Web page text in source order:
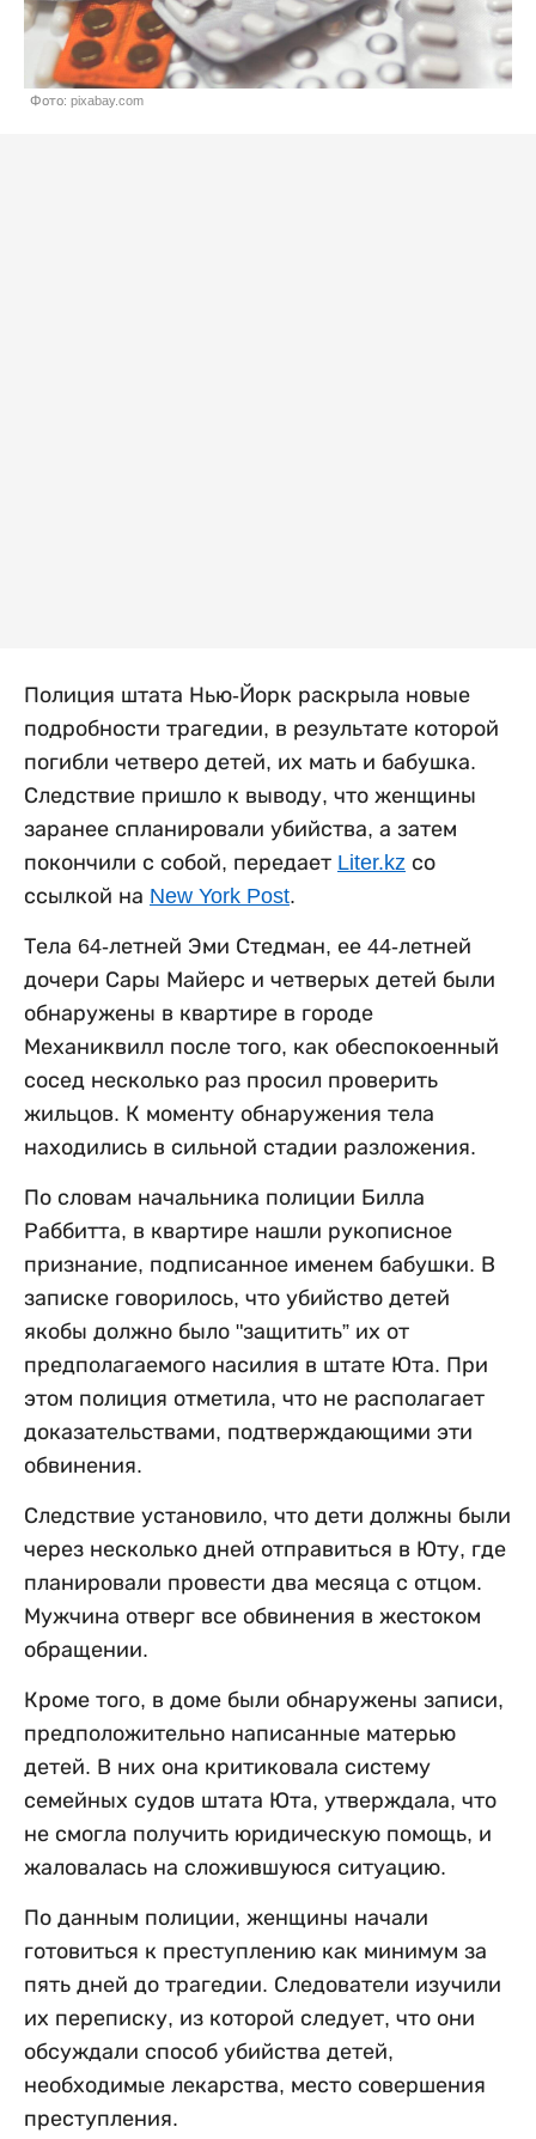
Фото: pixabay.com
Полиция штата Нью-Йорк раскрыла новые
подробности трагедии, в результате которой
погибли четверо детей, их мать и бабушка.
Следствие пришло к выводу, что женщины
заранее спланировали убийства, а затем
покончили с собой, передает Liter.kz со
ссылкой на New York Post.
Тела 64-летней Эми Стедман, ее 44-летней
дочери Сары Майерс и четверых детей были
обнаружены в квартире в городе
Механиквилл после того, как обеспокоенный
сосед несколько раз просил проверить
жильцов. К моменту обнаружения тела
находились в сильной стадии разложения.
По словам начальника полиции Билла
Раббитта, в квартире нашли рукописное
признание, подписанное именем бабушки. В
записке говорилось, что убийство детей
якобы должно было "защитить” их от
предполагаемого насилия в штате Юта. При
этом полиция отметила, что не располагает
доказательствами, подтверждающими эти
обвинения.
Следствие установило, что дети должны были
через несколько дней отправиться в Юту, где
планировали провести два месяца с отцом.
Мужчина отверг все обвинения в жестоком
обращении.
Кроме того, в доме были обнаружены записи,
предположительно написанные матерью
детей. В них она критиковала систему
семейных судов штата Юта, утверждала, что
не смогла получить юридическую помощь, и
жаловалась на сложившуюся ситуацию.
По данным полиции, женщины начали
готовиться к преступлению как минимум за
пять дней до трагедии. Следователи изучили
их переписку, из которой следует, что они
обсуждали способ убийства детей,
необходимые лекарства, место совершения
преступления.